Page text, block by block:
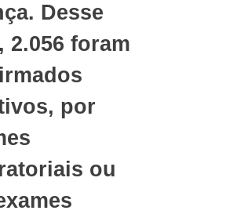
Desse
2.056 foram
por
ou